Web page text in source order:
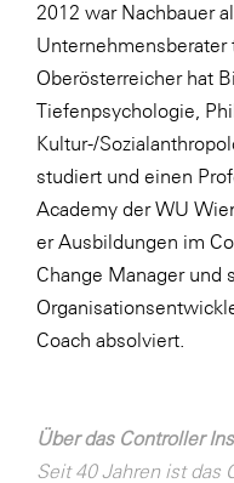
Trend Micro
VALETTA
Verband Druck
WKS
Fahrzeugtechnik
WKS
WK UBIT
Media
2012 war Nachbauer
Unternehmensberater
Oberösterreicher hat
Tiefenpsychologie,
Kultur-/
studiert und einen
Academy der WU
er Ausbildungen im
Change Manager und
Coach absolviert.
Über das Controller
Seit 40 Jahren ist das